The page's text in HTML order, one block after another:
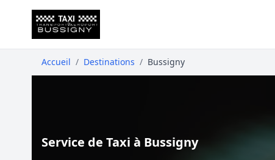
Accueil / Destinations / Bussigny
Service de Taxi à Bussigny